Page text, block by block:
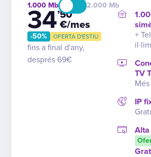
1.000 2.000
34’50
€/mes
-50% OFERTA D'ESTIU
fins a final d'any,
després 69€
+
TV
IP
Alta